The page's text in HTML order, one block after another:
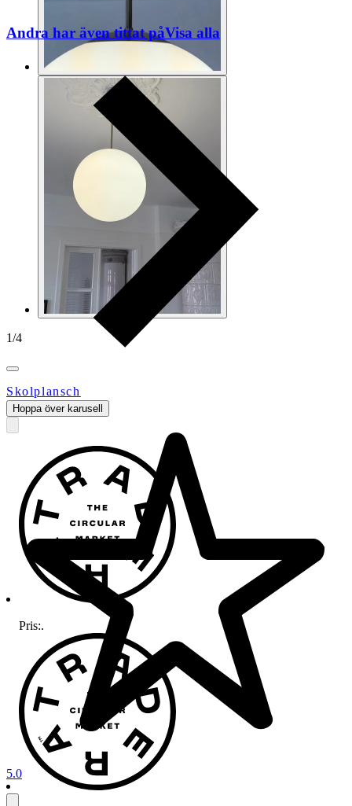
1/4
Skolplansch
5.0
Andra har även tittat påVisa alla
Hoppa över karusell
Pris:.